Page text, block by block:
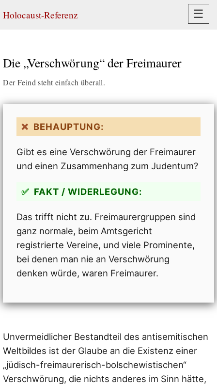
Holocaust-Referenz ☰
Die „Verschwörung“ der Freimaurer
Der Feind steht einfach überall.
BEHAUPTUNG:
Gibt es eine Verschwörung der Freimaurer
und einen Zusammenhang zum Judentum?
FAKT / WIDERLEGUNG:
Das trifft nicht zu. Freimaurergruppen sind
ganz normale, beim Amtsgericht
registrierte Vereine, und viele Prominente,
bei denen man nie an Verschwörung
denken würde, waren Freimaurer.
Unvermeidlicher Bestandteil des antisemitischen
Weltbildes ist der Glaube an die Existenz einer
„jüdisch-freimaurerisch-bolschewistischen“
Verschwörung, die nichts anderes im Sinn hätte,